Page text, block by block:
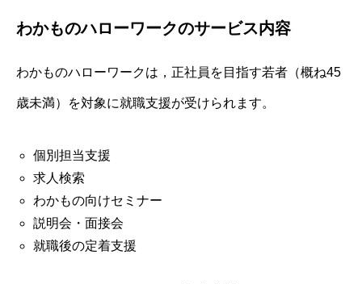
わかものハローワークのサービス内容
わかものハローワークは，正社員を目指す若者（概ね45
歳未満）を対象に就職支援が受けられます。
個別担当支援
求人検索
わかもの向けセミナー
説明会・面接会
就職後の定着支援